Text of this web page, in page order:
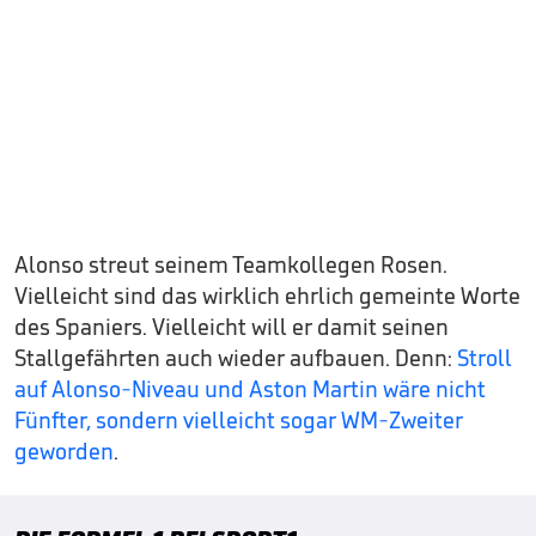
Alonso streut seinem Teamkollegen Rosen.
Vielleicht sind das wirklich ehrlich gemeinte Worte
des Spaniers. Vielleicht will er damit seinen
Stallgefährten auch wieder aufbauen. Denn: Stroll
auf Alonso-Niveau und Aston Martin wäre nicht
Fünfter, sondern vielleicht sogar WM-Zweiter
geworden.